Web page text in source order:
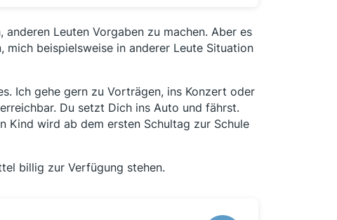
Leuten Vorgaben zu machen. Aber es
mich beispielsweise in anderer Leute Situation
Ich gehe gern zu Vorträgen, ins Konzert oder
Du setzt Dich ins Auto und fährst.
Kind wird ab dem ersten Schultag zur Schule
billig zur Verfügung stehen.